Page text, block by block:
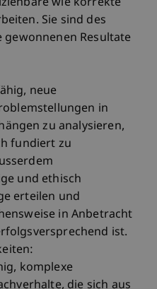
wie korrekte
Sie sind des
gewonnenen Resultate
neue
in
zu analysieren,
fundiert zu
und ethisch
erteilen und
in Anbetracht
ist.
komplexe
die sich aus